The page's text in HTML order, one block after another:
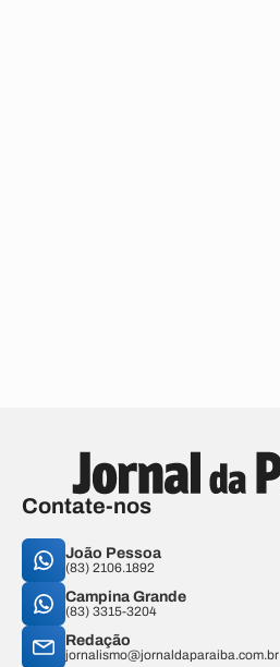
Contate-nos
João Pessoa
(83) 2106.1892
Campina Grande
(83) 3315-3204
Redação
jornalismo@jornaldaparaiba.com.br